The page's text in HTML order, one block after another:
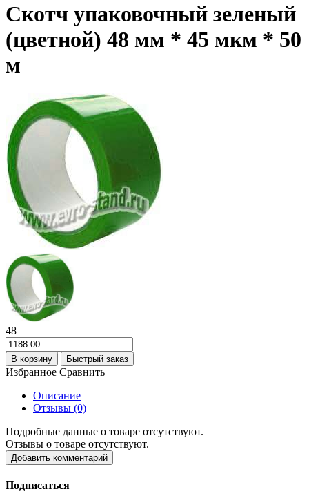
Скотч упаковочный зеленый
(цветной) 48 мм * 45 мкм * 50
м
48
В корзину Быстрый заказ
Избранное Сравнить
Описание
Отзывы (0)
Подробные данные о товаре отсутствуют.
Отзывы о товаре отсутствуют.
Добавить комментарий
Подписаться